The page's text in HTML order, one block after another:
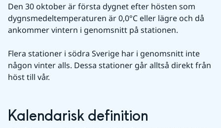
Den 30 oktober är första dygnet efter hösten som
dygnsmedeltemperaturen är 0,0°C eller lägre och då
ankommer vintern i genomsnitt på stationen.
Flera stationer i södra Sverige har i genomsnitt inte
någon vinter alls. Dessa stationer går alltså direkt från
höst till vår.
Kalendarisk definition